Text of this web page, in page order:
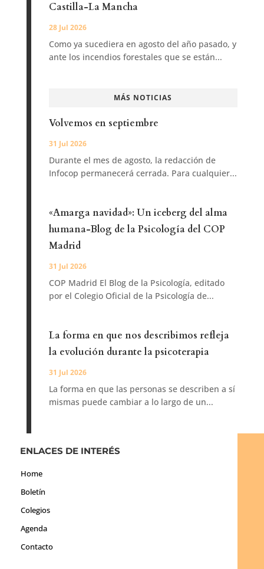
Castilla-La Mancha
28 Jul 2026
Como ya sucediera en agosto del año pasado, y
ante los incendios forestales que se están...
MÁS NOTICIAS
Volvemos en septiembre
31 Jul 2026
Durante el mes de agosto, la redacción de
Infocop permanecerá cerrada. Para cualquier...
«Amarga navidad»: Un iceberg del alma
humana-Blog de la Psicología del COP
Madrid
31 Jul 2026
COP Madrid El Blog de la Psicología, editado
por el Colegio Oficial de la Psicología de...
La forma en que nos describimos refleja
la evolución durante la psicoterapia
31 Jul 2026
La forma en que las personas se describen a sí
mismas puede cambiar a lo largo de un...
ENLACES DE INTERÉS
Home
Boletín
Colegios
Agenda
Contacto